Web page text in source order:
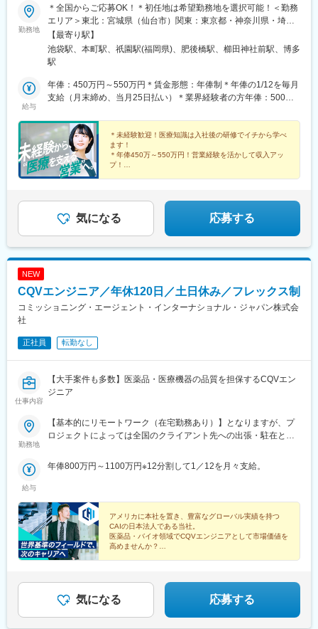
勤務地
＊全国からご応募OK！＊初任地は希望勤務地を選択可能！＜勤務
エリア＞東北：宮城県（仙台市）関東：東京都・神奈川県・埼玉
県・千葉県・栃木県・群馬県東海：愛知県・静岡県・岐阜県信
越：長野県（松本市）北陸：石川県（金沢市）関西：大阪府・兵
庫県中国：広島県四国：香川県（高松市）・愛媛県（松山市）九
県【東京本社】東京都豊島区西池袋3-27-12 池袋ウェストパーク
ビル＊各線「池袋駅」西口より徒歩5分【大阪オフィス】大阪府大
各線「本町駅」より徒歩1分【福岡オフィス】福岡県福岡市博多区
博多駅前2-19-24 大博センタービル6F＊JR・福岡市地下鉄各線
「博多駅」より徒歩5分
【最寄り駅】
池袋駅、本町駅、祇園駅(福岡県)、肥後橋駅、櫛田神社前駅、博多
駅
給与
年俸：450万円～550万円＊賃金形態：年俸制＊年俸の1/12を毎月
支給（月末締め、当月25日払い）＊業界経験者の方年俸：500万
＊未経験歓迎！医療知識は入社後の研修でイチから学べ
ます！
＊年俸450万～550万円！営業経験を活かして収入アッ
プ！
気になる 応募する
NEW
CQVエンジニア／年休120日／土日休み／フレックス制
コミッショニング・エージェント・インターナショナル・ジャパン株式会
社
正社員 転勤なし
仕事内容
【大手案件も多数】医薬品・医療機器の品質を担保するCQVエン
ジニア
勤務地
【基本的にリモートワーク（在宅勤務あり）】となりますが、プ
ロジェクトによっては全国のクライアント先への出張・駐在とな
慮の上決定いたします。
給与
年俸800万円～1100万円※12分割して1／12を月々支給。
アメリカに本社を置き、豊富なグローバル実績を持つ
CAIの日本法人である当社。
医薬品・バイオ領域でCQVエンジニアとして市場価値を
高めませんか？
◎グローバル基準の環境
◎トレーニング制度充実
気になる 応募する